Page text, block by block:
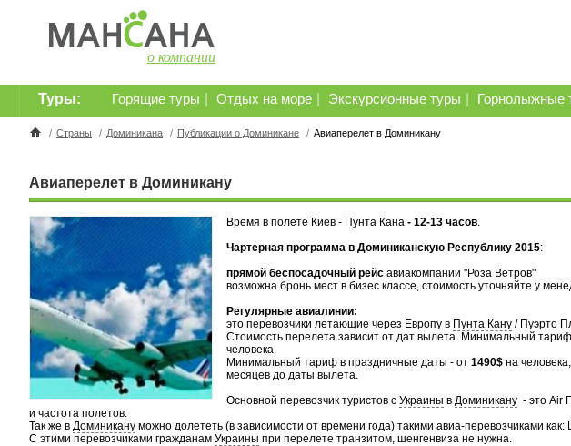
о компании
Горящие туры Отдых на море Экскурсионные туры Горнолыжные
Туры:
/ Страны / Доминикана / Публикации о Доминикане / Авиаперелет в Доминикану
Авиаперелет в Доминикану
Время в полете Киев - Пунта Кана - 12-13 часов.
Чартерная программа в Доминиканскую Республику 2015:
прямой беспосадочный рейс авиакомпании "Роза Ветров"
возможна бронь мест в бизес классе, стоимость уточняйте у
Регулярные авиалинии:
это перевозчики летающие через Европу в Пунта Кану / Пуэрто
Стоимость перелета зависит от дат вылета. Минимальный
человека.
Минимальный тариф в праздничные даты - от 1490$ на
месяцев до даты вылета.
Основной перевозчик туристов с Украины в Доминикану - это Air
и частота полетов.
Так же в Доминикану можно долететь (в зависимости от времени года) такими авиа-перевозчиками
С этими перевозчиками гражданам Украины при перелете транзитом, шенгенвиза не нужна.